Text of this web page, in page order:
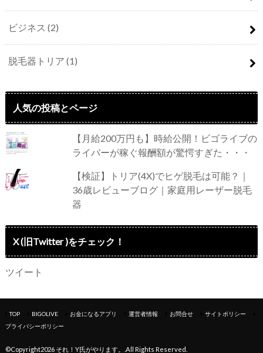
ビジネス (2)
脱毛器トリア (1)
人気の投稿とページ
【月給200万円も】時給公開！ビゴライブの
ライバーが稼ぐ報酬額が驚愕すぎた・・・
【検証】トリア(4X)でヒゲ脱毛は可能？｜
36歳レビューブログ｜家庭用レーザー脱毛
器
X (旧Twitter )をチェック！
ツイート
TOP BIGOLIVE お金になるアプリ 運営者情報 お問合せ
サイトポリシー
プライバシーポリシー
©Copyright2026 それ！Y氏がやります。 .All Rights Reserved.